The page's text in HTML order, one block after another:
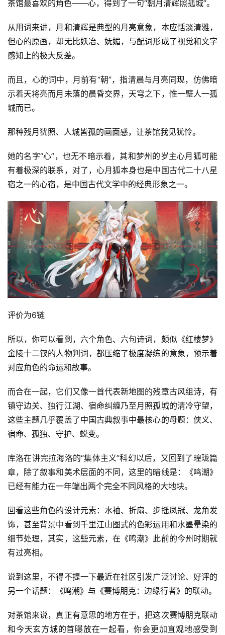
茶馆最喜欢的角色——心，得到了一句“朝月清辉照孤城”。
从用词来讲，月和清辉是典型的月亮意象，本应恬淡清雅，
但心的原画，却无比妖冶、妩媚，与配词形成了视觉和文字
感知上的极大反差。
而且，心的词中，月前有“朝”，指清晨与月亮同现，仿佛暗
示着天将亮而月未落的晨昏交界，天穹之下，惟一璧人一孤
城而已。
那种残月犹照、人城皆孤的画面感，让茶馆我见犹怜。
她的名字“心”，也无不暗示着，其和梦州的岁主心月狐可能
有着极深的联系，对了，心月狐本身也是中国古代二十八星
宿之一的心宿，是中国古代文学中的经典形象之一。
评价为6链
所以，你可以看到，六个角色、六句诗词，颇似《红楼梦》
金陵十二钗的人物判词，都压缩了极度凝练的意象，预示着
对应角色的命运和故事。
而合在一起，它们又像一首代表新地图的残章古风组诗，有
镇守边关、独行江湖、宿命纠缠乃至月照孤城的清冷守望，
这些主题几乎覆盖了中国古典叙事中最核心的母题：侠义、
宿命、孤独、守护、蜕变。
库洛在讲完拉海洛的“集体主义”科幻以后，又回到了瑝珑篇
章，除了叙事和美术层面的不同，这里的暗线是：《鸣潮》
已经有能力在一年端出两个完全不同风格的大地块。
回看这些角色的设计元素：水袖、折扇、步摇凤冠、龙角发
饰，甚至背景中看到千里江山图式的色彩运用和水墨晕染的
细节处理，其实，这些元素，在《鸣潮》此前的今州时期就
有过亮相。
说到这里，不得不提一下最近在社区引发广泛讨论、好评的
另一个话题：《鸣潮》与《赛博朋克：边缘行者》的联动。
对茶馆来说，真正有意思的地方在于，把这次赛博朋克联动
和今天玄方城的首曝放在一起看，你会更加直观地感受到